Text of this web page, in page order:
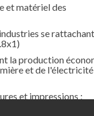
et matériel des
se
la production
et de l'électricité
et impressions ;